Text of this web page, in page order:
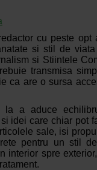
cu peste
si stil de
si Stiintele
transmisa
ca are o sursa
la a aduce
idei care chiar pot
sale, isi
pentru un stil
interior spre